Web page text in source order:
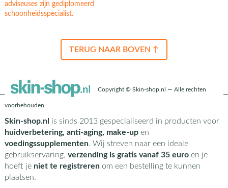
adviseuses zijn gediplomeerd
schoonheidsspecialist.
TERUG NAAR BOVEN ↑
Copyright © Skin-shop.nl — Alle rechten
voorbehouden.
Skin-shop.nl is sinds 2013 gespecialiseerd in producten voor
huidverbetering, anti-aging, make-upen
voedingssupplementen. Wij streven naar een ideale
gebruikservaring, verzending is gratis vanaf 35 euroen je
hoeft je niet te registrerenom een bestelling te kunnen
plaatsen.